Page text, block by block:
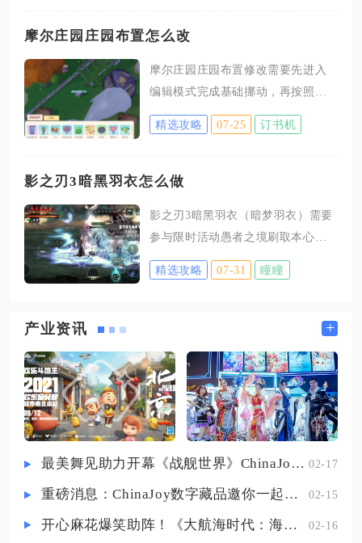
分为多个阶段，未完成二阶行侠的
资源囤积都要围绕行侠任务与侠名
进阶道具展开，优先培养上阵主力
弟子，分散资源会大幅拖慢整体养
牌类型不同，进攻路线侧重战斗类
侠名道具，防御路线偏向生存类养
成材料，可以使用复出令随时切换
摩尔庄园庄园布置怎么改
摩尔庄园庄园布置修改需要先进入
编辑模式完成基础挪动，再按照功
能分区重新规划场地，搭配家具旋
转、浮空摆放等进阶技巧优化细
兼顾实用性与视觉美感。想要修改
界面，点击界面右下角的编辑按
钮，全场可移动的耕地、家具、养
殖设施都会进入高亮可操作状态，
更换方位，系统会用绿色对勾标识
可放置区域，红色标识代表重叠或
者超出边界，无法完成摆放。遇到
大型设施调整困难时，可以先点击
回收
精选攻略 07-25 订书机
影之刃3暗黑羽衣怎么做
影之刃3暗黑羽衣（暗梦羽衣）需要
参与限时活动愚者之境刷取本心
印，在活动商店兑换锻造图纸、虚
空结晶、暗影丝线、梦境碎片全套
制作，副本BOSS黑暗虚空存在极低
门槛为角色等级50级，进阶宗师60
级后装备增益效果会大幅提升。获
取核心货币本心印是制作暗黑羽衣
的前置流程，愚者之境副本入口位
于主界面梦幻武林板块，副本分为
难度通关门槛低，适合稳定积攒基
础货币，困难难度本心印掉落数量
精选攻略 07-31 瞳瞳
产业资讯 +
最美舞见助力开幕《战舰世界》ChinaJoy首日精彩碰撞 02-17
重磅消息：ChinaJoy数字藏品邀你一起评选 02-15
开心麻花爆笑助阵！《大航海时代：海上霸主》亮相China Joy 02-16